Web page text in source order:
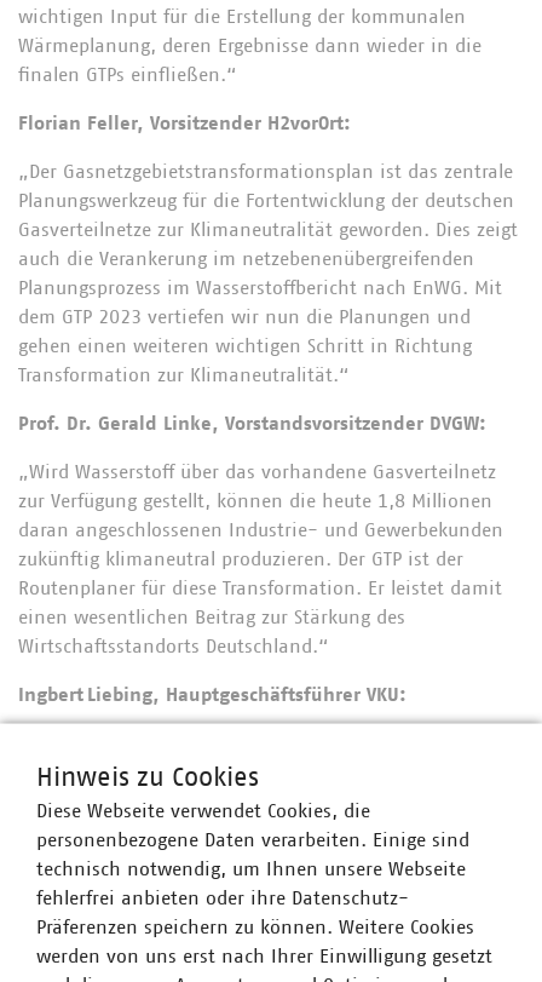
wichtigen Input für die Erstellung der kommunalen
Wärmeplanung, deren Ergebnisse dann wieder in die
finalen GTPs einfließen.“
Florian Feller, Vorsitzender H2vorOrt:
„Der Gasnetzgebietstransformationsplan ist das zentrale
Planungswerkzeug für die Fortentwicklung der deutschen
Gasverteilnetze zur Klimaneutralität geworden. Dies zeigt
auch die Verankerung im netzebenenübergreifenden
Planungsprozess im Wasserstoffbericht nach EnWG. Mit
dem GTP 2023 vertiefen wir nun die Planungen und
gehen einen weiteren wichtigen Schritt in Richtung
Transformation zur Klimaneutralität.“
Prof. Dr. Gerald Linke, Vorstandsvorsitzender DVGW:
„Wird Wasserstoff über das vorhandene Gasverteilnetz
zur Verfügung gestellt, können die heute 1,8 Millionen
daran angeschlossenen Industrie- und Gewerbekunden
zukünftig klimaneutral produzieren. Der GTP ist der
Routenplaner für diese Transformation. Er leistet damit
einen wesentlichen Beitrag zur Stärkung des
Wirtschaftsstandorts Deutschland.“
Ingbert Liebing, Hauptgeschäftsführer VKU:
Wärme muss auf mehrere starke Schultern verteilt
werden. Wir dürfen uns nicht von einzelnen Systemen
beziehungsweise Energieträgern abhängig machen.
Wichtige energiewirtschaftliche Studien belegen, dass
Wasserstoff auch im Rahmen der kommunalen
Wärmeplanung eine relevante Rolle spielen wird. Umso
wichtiger ist es, dass Kommunen bald mit ihren
Wärmeplanungen beginnen. Zu deren Umsetzung können
Hinweis zu Cookies
Diese Webseite verwendet Cookies, die
personenbezogene Daten verarbeiten. Einige sind
technisch notwendig, um Ihnen unsere Webseite
fehlerfrei anbieten oder ihre Datenschutz-
Präferenzen speichern zu können. Weitere Cookies
werden von uns erst nach Ihrer Einwilligung gesetzt